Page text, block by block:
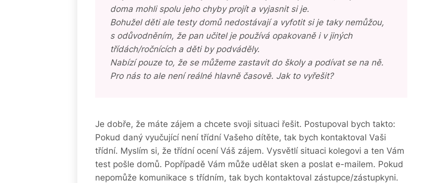
doma mohli spolu jeho chyby projít a vyjasnit si je.
Bohužel děti ale testy domů nedostávají a vyfotit si je taky nemůžou,
s odůvodněním, že pan učitel je používá opakovaně i v jiných
třídách/ročnících a děti by podváděly.
Nabízí pouze to, že se můžeme zastavit do školy a podívat se na ně.
Pro nás to ale není reálné hlavně časově. Jak to vyřešit?
Je dobře, že máte zájem a chcete svoji situaci řešit. Postupoval bych takto:
Pokud daný vyučující není třídní Vašeho dítěte, tak bych kontaktoval Vaši
třídní. Myslím si, že třídní ocení Váš zájem. Vysvětlí situaci kolegovi a ten Vám
test pošle domů. Popřípadě Vám může udělat sken a poslat e-mailem. Pokud
nepomůže komunikace s třídním, tak bych kontaktoval zástupce/zástupkyni.